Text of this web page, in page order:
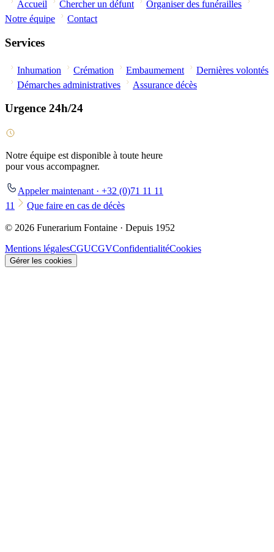
Accueil Chercher un défunt
Organiser des funérailles
Notre équipe
Contact
Services
Inhumation Crémation Embaumement
Dernières volontés
Démarches administratives
Assurance décès
Urgence 24h/24
Notre équipe est disponible à toute heure
pour vous accompagner.
Appeler maintenant · +32 (0)71 11 11
11
Que faire en cas de décès
© 2026 Funerarium Fontaine · Depuis 1952
Mentions légalesCGUCGVConfidentialitéCookies
Gérer les cookies